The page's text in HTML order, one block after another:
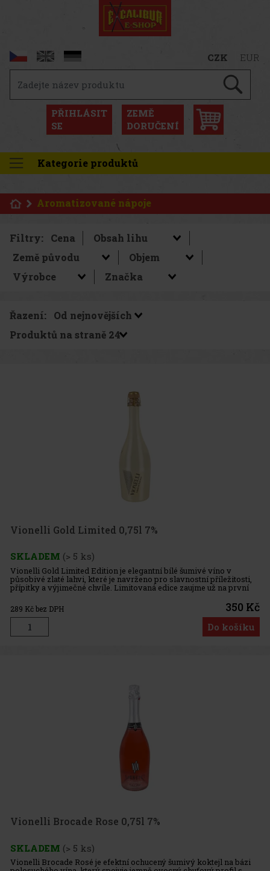
CZK EUR
PŘIHLÁSIT
SE
ZEMĚ
DORUČENÍ
Kategorie produktů
Aromatizované nápoje
Filtry: Cena
Řazení:
Produktů na straně
Vionelli Gold Limited 0,75l 7%
SKLADEM (> 5 ks)
Vionelli Gold Limited Edition je elegantní bílé šumivé víno v
působivé zlaté lahvi, které je navrženo pro slavnostní příležitosti,
přípitky a výjimečné chvíle. Limitovaná edice zaujme už na první
pohled luxusním vzhledem, díky kterému se hodí také ja
289 Kč bez DPH 350 Kč
Do košíku
Vionelli Brocade Rose 0,75l 7%
SKLADEM (> 5 ks)
Vionelli Brocade Rosé je efektní ochucený šumivý koktejl na bázi